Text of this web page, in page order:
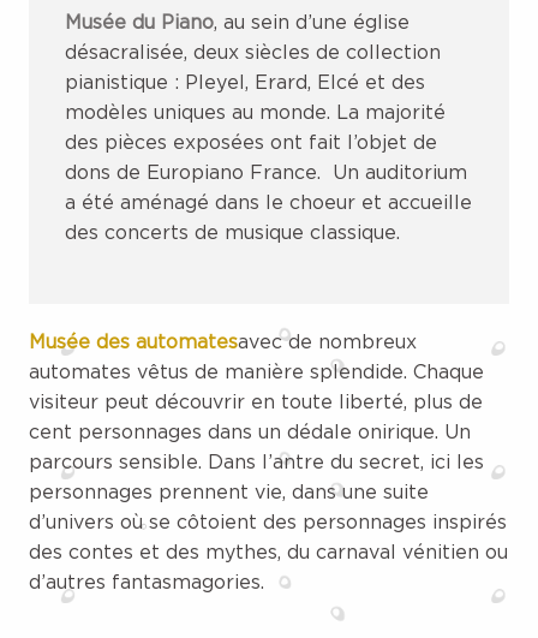
Musée du Piano, au sein d’une église
désacralisée, deux siècles de collection
pianistique : Pleyel, Erard, Elcé et des
modèles uniques au monde. La majorité
des pièces exposées ont fait l’objet de
dons de Europiano France. Un auditorium
a été aménagé dans le choeur et accueille
des concerts de musique classique.
Musée des automatesavec de nombreux
automates vêtus de manière splendide. Chaque
visiteur peut découvrir en toute liberté, plus de
cent personnages dans un dédale onirique. Un
parcours sensible. Dans l’antre du secret, ici les
personnages prennent vie, dans une suite
d’univers où se côtoient des personnages inspirés
des contes et des mythes, du carnaval vénitien ou
d’autres fantasmagories.